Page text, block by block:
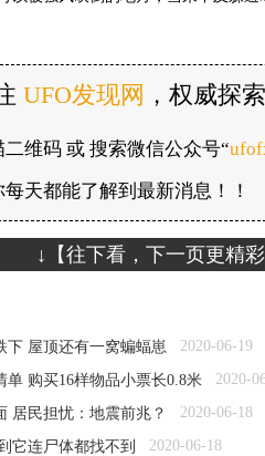
UFO发现网 ，权威探
二维码 或 搜索微信公众号“
每天都能了解到最新消息！！
↓【往下看，下一页更精
下 屋顶还有一窝蝙蝠崽 2020-06-19
单 购买16样物品小票长0.8米 2020-
居民担忧：地震前兆？ 2020-06-18
它连尸体都找不到 2020-06-18